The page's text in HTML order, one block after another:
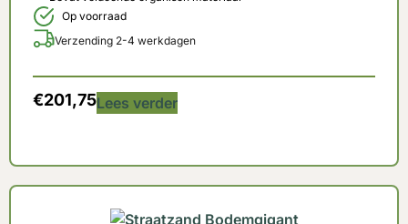
Op voorraad
Verzending 2-4 werkdagen
€201,75Lees verder